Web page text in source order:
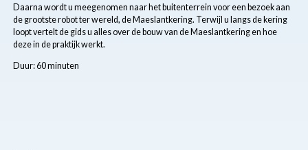
Daarna wordt u meegenomen naar het buitenterrein voor een bezoek aan
de grootste robot ter wereld, de Maeslantkering. Terwijl u langs de kering
loopt vertelt de gids u alles over de bouw van de Maeslantkering en hoe
deze in de praktijk werkt.
Duur: 60 minuten